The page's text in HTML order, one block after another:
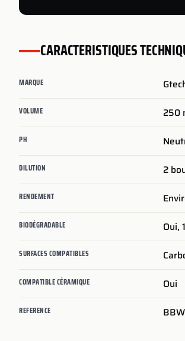
CARACTERISTIQUES
MARQUE
VOLUME 250
PH
DILUTION 2
RENDEMENT
BIODÉGRADABLE Oui,
SURFACES COMPATIBLES
COMPATIBLE CÉRAMIQUE Oui
REFERENCE